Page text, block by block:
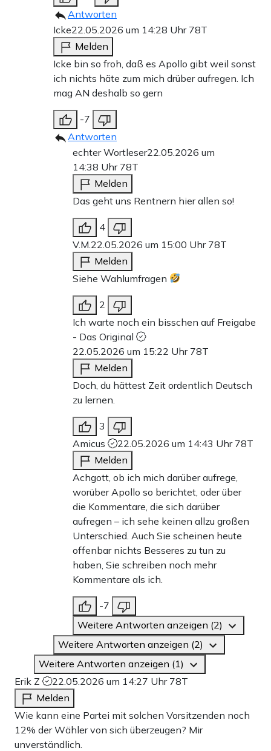
Antworten
Icke22.05.2026 um 14:28 Uhr 78T
Melden
Icke bin so froh, daß es Apollo gibt weil sonst
ich nichts häte zum mich drüber aufregen. Ich
mag AN deshalb so gern
-7
Antworten
echter Wortleser22.05.2026 um
14:38 Uhr 78T
Melden
Das geht uns Rentnern hier allen so!
4
V.M. 22.05.2026 um 15:00 Uhr 78T
Melden
Siehe Wahlumfragen
2
Ich warte noch ein bisschen auf Freigabe
- Das Original
22.05.2026 um 15:22 Uhr 78T
Melden
Doch, du hättest Zeit ordentlich Deutsch
zu lernen.
3
Amicus
22.05.2026 um 14:43 Uhr 78T
Melden
Achgott, ob ich mich darüber aufrege,
worüber Apollo so berichtet, oder über
die Kommentare, die sich darüber
aufregen – ich sehe keinen allzu großen
Unterschied. Auch Sie scheinen heute
offenbar nichts Besseres zu tun zu
haben, Sie schreiben noch mehr
Kommentare als ich.
-7
Weitere Antworten anzeigen (2)
Weitere Antworten anzeigen (2)
Weitere Antworten anzeigen (1)
Erik Z
22.05.2026 um 14:27 Uhr 78T
Melden
Wie kann eine Partei mit solchen Vorsitzenden noch
12% der Wähler von sich überzeugen? Mir
unverständlich.